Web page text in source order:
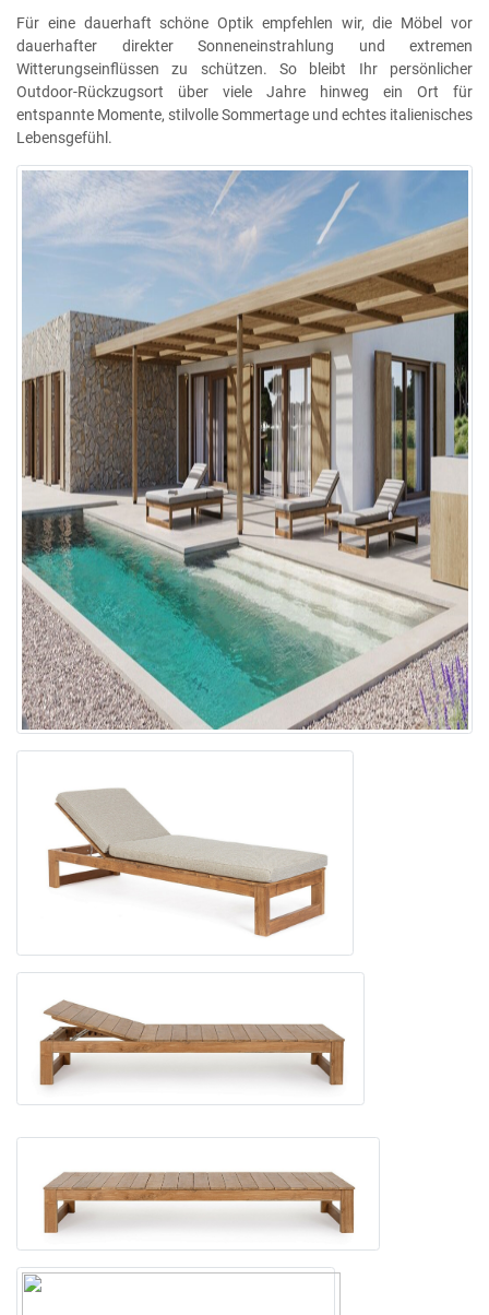
Für eine dauerhaft schöne Optik empfehlen wir, die Möbel vor
dauerhafter direkter Sonneneinstrahlung und extremen
Witterungseinflüssen zu schützen. So bleibt Ihr persönlicher
Outdoor-Rückzugsort über viele Jahre hinweg ein Ort für
entspannte Momente, stilvolle Sommertage und echtes italienisches
Lebensgefühl.